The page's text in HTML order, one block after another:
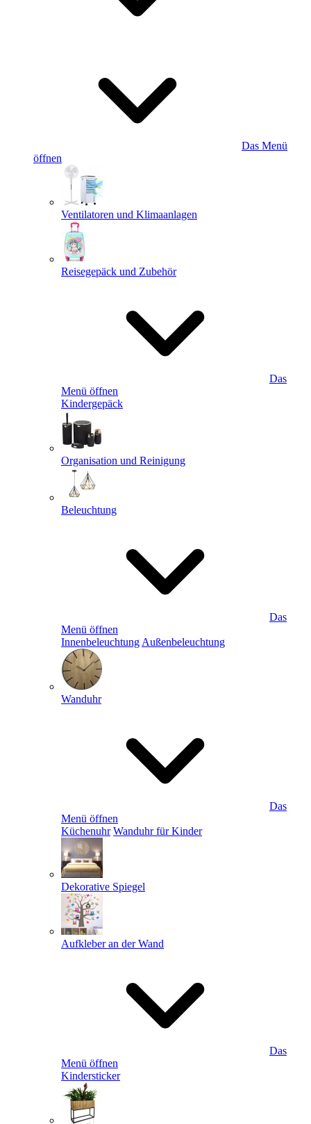
Das Menü
öffnen
Ventilatoren und Klimaanlagen
Reisegepäck und Zubehör
Das
Menü öffnen
Kindergepäck
Organisation und Reinigung
Beleuchtung
Das
Menü öffnen
Innenbeleuchtung Außenbeleuchtung
Wanduhr
Das
Menü öffnen
Küchenuhr Wanduhr für Kinder
Dekorative Spiegel
Aufkleber an der Wand
Das
Menü öffnen
Kindersticker